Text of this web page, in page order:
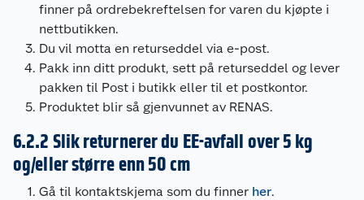
finner på ordrebekreftelsen for varen du kjøpte i
nettbutikken.
Du vil motta en returseddel via e-post.
Pakk inn ditt produkt, sett på returseddel og lever
pakken til Post i butikk eller til et postkontor.
Produktet blir så gjenvunnet av RENAS.
6.2.2 Slik returnerer du EE-avfall over 5 kg
og/eller større enn 50 cm
Gå til kontaktskjema som du finner her.